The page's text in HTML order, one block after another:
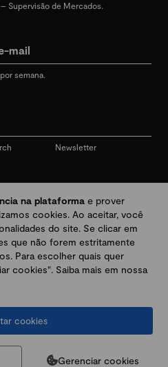
Supervisão de Mercados.
Newsletter
mail
semana.
11 - Itaim Bibi - São Paulo, SP, 04538-133,
e fraudes|Regulamentos
na plataforma e prover
cookies. Ao aceitar, você
do site. Se clicar em
que não forem estritamente
Para escolher quais quer
cookies". Saiba mais em nossa
Gerenciar cookies
cookies